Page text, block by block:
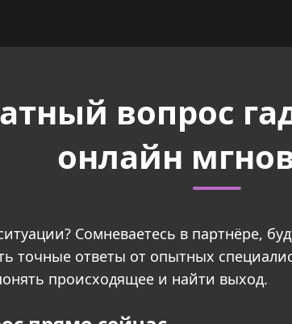
вопрос
онлайн
Сомневаетесь в партнёре,
точные ответы от опытных
происходящее и найти выход.